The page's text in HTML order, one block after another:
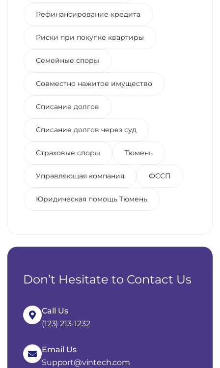
Рефинансирование кредита
Риски при покупке квартиры
Семейные споры
Совместно нажитое имущество
Списание долгов
Списание долгов через суд
Страховые споры Тюмень
Управляющая компания ФССП
Юридическая помощь Тюмень
Don’t Hesitate to Contact Us
Call Us
(123) 213-1232
Email Us
Support@vintech.com